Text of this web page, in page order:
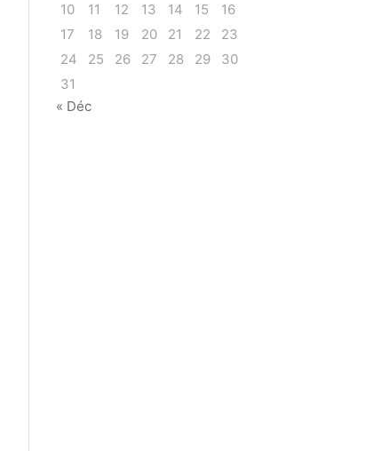
10
11 12 13 14 15
16
17
18 19 20 21 22
23
24
25 26 27 28 29
30
31
« Déc